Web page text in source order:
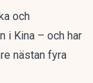
och
i Kina – och har
nästan fyra